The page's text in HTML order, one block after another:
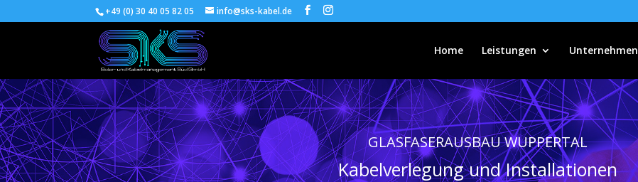
+49 (0) 30 40 05 82 05 info@sks-kabel.de
Home Leistungen Unternehmen
GLASFASERAUSBAU WUPPERTAL
Kabelverlegung und Installationen